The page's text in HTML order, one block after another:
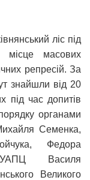
ліс під
місце масових
репресій. За
знайшли від 20
під час допитів
органами
Семенка,
Федора
УАПЦ Василя
Великого